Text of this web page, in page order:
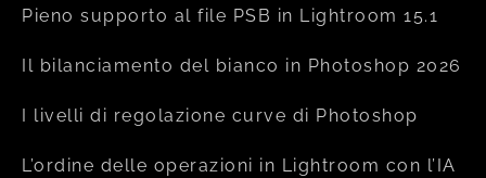
Pieno supporto al file PSB in Lightroom 15.1
Il bilanciamento del bianco in Photoshop 2026
I livelli di regolazione curve di Photoshop
L’ordine delle operazioni in Lightroom con l’IA